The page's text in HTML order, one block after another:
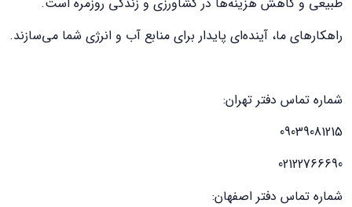
راهکارهای ما، آینده‌ای پایدار برای منابع آب و انرژی شما می‌سازند.
شماره تماس دفتر تهران:
09039081215
02122766690
شماره تماس دفتر اصفهان: